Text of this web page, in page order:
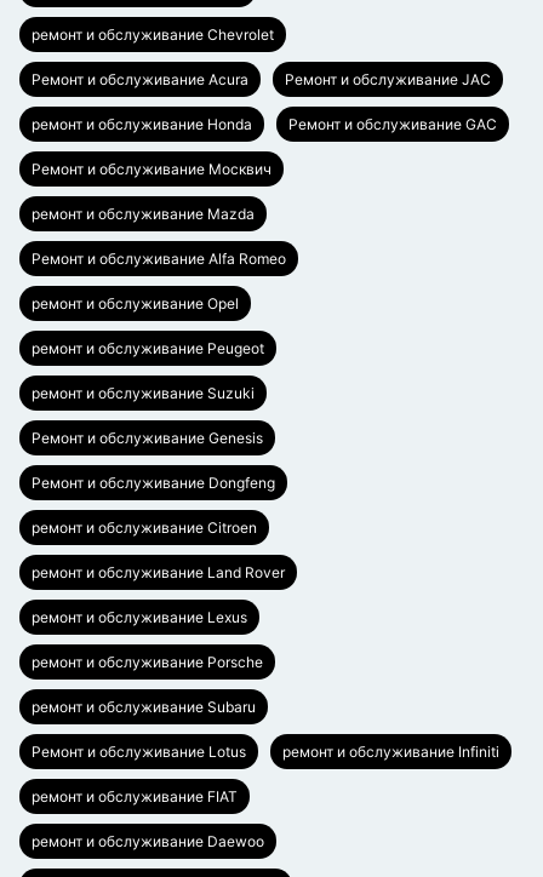
ремонт и обслуживание Chevrolet
Ремонт и обслуживание Acura Ремонт и обслуживание JAC
ремонт и обслуживание Honda Ремонт и обслуживание GAC
Ремонт и обслуживание Москвич
ремонт и обслуживание Mazda
Ремонт и обслуживание Alfa Romeo
ремонт и обслуживание Opel
ремонт и обслуживание Peugeot
ремонт и обслуживание Suzuki
Ремонт и обслуживание Genesis
Ремонт и обслуживание Dongfeng
ремонт и обслуживание Citroen
ремонт и обслуживание Land Rover
ремонт и обслуживание Lexus
ремонт и обслуживание Porsche
ремонт и обслуживание Subaru
Ремонт и обслуживание Lotus ремонт и обслуживание Infiniti
ремонт и обслуживание FIAT
ремонт и обслуживание Daewoo